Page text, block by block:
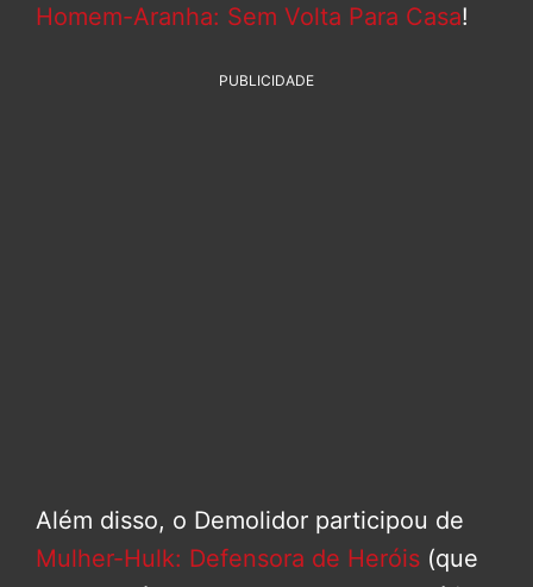
Homem-Aranha: Sem Volta Para Casa!
PUBLICIDADE
Além disso, o Demolidor participou de
Mulher-Hulk: Defensora de Heróis (que